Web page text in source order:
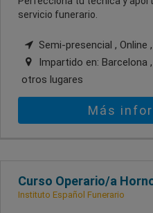
servicio funerario.
Semi-presencial , Online
Impartido en: Barcelona
otros lugares
Más
Curso Operario/a
Instituto Español Funerario